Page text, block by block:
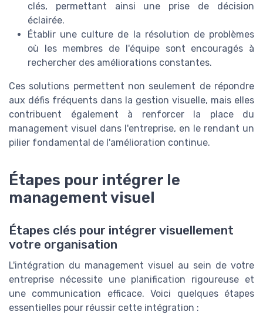
clés, permettant ainsi une prise de décision
éclairée.
Établir une culture de la résolution de problèmes
où les membres de l'équipe sont encouragés à
rechercher des améliorations constantes.
Ces solutions permettent non seulement de répondre
aux défis fréquents dans la gestion visuelle, mais elles
contribuent également à renforcer la place du
management visuel dans l'entreprise, en le rendant un
pilier fondamental de l'amélioration continue.
Étapes pour intégrer le
management visuel
Étapes clés pour intégrer visuellement
votre organisation
L'intégration du management visuel au sein de votre
entreprise nécessite une planification rigoureuse et
une communication efficace. Voici quelques étapes
essentielles pour réussir cette intégration :